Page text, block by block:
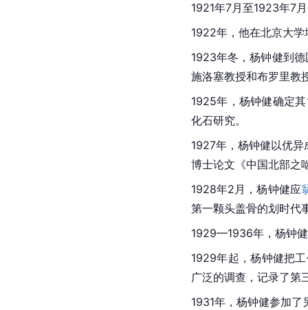
1921年7月至1923年7
1922年，他在北京大
1923年冬，杨钟健到
施洛塞教授和布罗里教
1925年，杨钟健确定其
化石研究。
1927年，杨钟健以优
博士论文《中国北部之
1928年2月，杨钟健应
第一颗头盖骨的划时代
1929—1936年，杨钟
1929年起，杨钟健把
广泛的调查，记录了第
1931年，杨钟健参加